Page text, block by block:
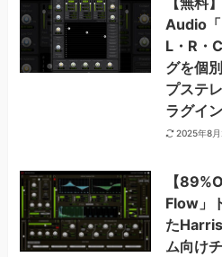
Audio
L・R・
グを個
プステ
ラグイン
2025年8
【
Flow」
た
ム向け